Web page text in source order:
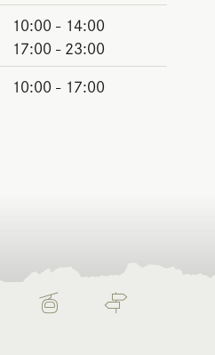
10:00 - 14:00
17:00 - 23:00
10:00 - 17:00